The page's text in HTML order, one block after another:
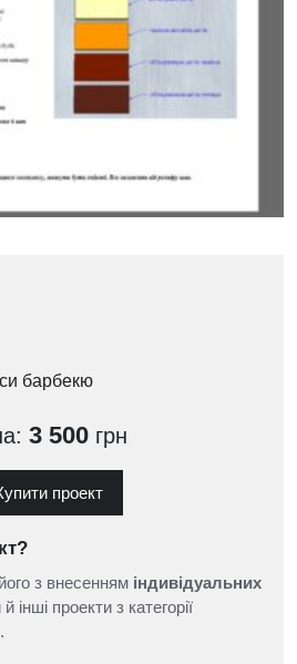
барбекю
3 500 грн
проект
з внесенням індивідуальних
інші проекти з категорії
.